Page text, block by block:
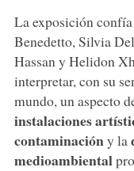
La exposición confía
Benedetto, Silvia
Hassan y Helidon
interpretar, con su
mundo, un aspecto
instalaciones
contaminacióny la
medioambiental